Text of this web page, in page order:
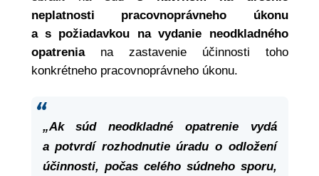
neplatnosti pracovnoprávneho úkonu
a s požiadavkou na vydanie neodkladného
opatreniana zastavenie účinnosti toho
konkrétneho pracovnoprávneho úkonu.
„Ak súd neodkladné opatrenie vydá
a potvrdí rozhodnutie úradu o odložení
účinnosti, počas celého súdneho sporu,